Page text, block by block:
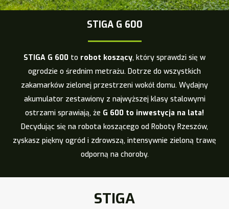
STIGA G 600
STIGA G 600 to robot koszący, który sprawdzi się w
ogrodzie o średnim metrażu. Dotrze do wszystkich
zakamarków zielonej przestrzeni wokół domu. Wydajny
akumulator zestawiony z najwyższej klasy stalowymi
ostrzami sprawiają, że G 600 to inwestycja na lata!
Decydując się na robota koszącego od Roboty Rzeszów,
zyskasz piękny ogród i zdrowszą, intensywnie zieloną trawę
odporną na choroby.
STIGA